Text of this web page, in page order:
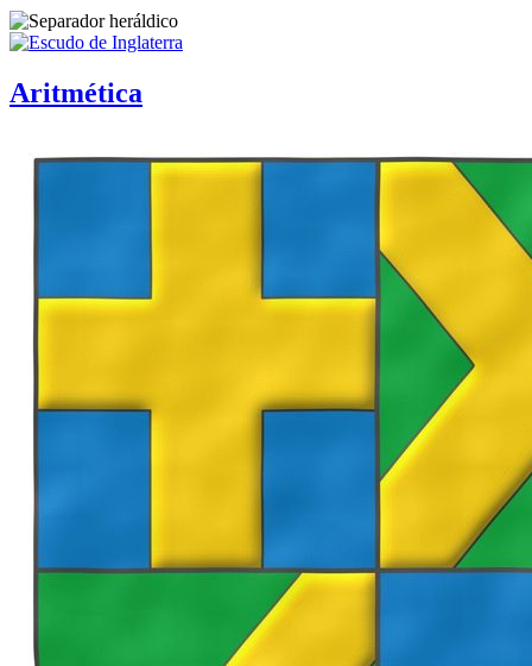
Aritmética